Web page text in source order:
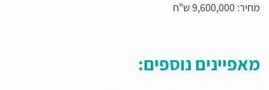
מחיר: 9,600,000 ש"ח
מאפיינים נוספים: